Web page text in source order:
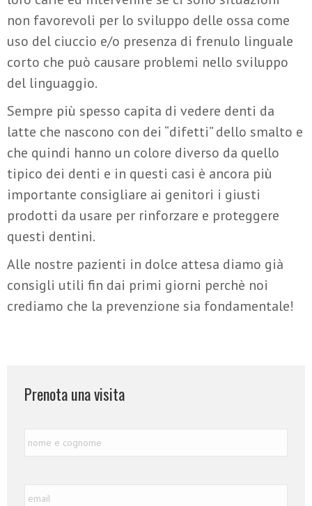
non favorevoli per lo sviluppo delle ossa come
uso del ciuccio e/o presenza di frenulo linguale
corto che può causare problemi nello sviluppo
del linguaggio.
Sempre più spesso capita di vedere denti da
latte che nascono con dei “difetti” dello smalto e
che quindi hanno un colore diverso da quello
tipico dei denti e in questi casi è ancora più
importante consigliare ai genitori i giusti
prodotti da usare per rinforzare e proteggere
questi dentini.
Alle nostre pazienti in dolce attesa diamo già
consigli utili fin dai primi giorni perchè noi
crediamo che la prevenzione sia fondamentale!
Prenota una visita
e